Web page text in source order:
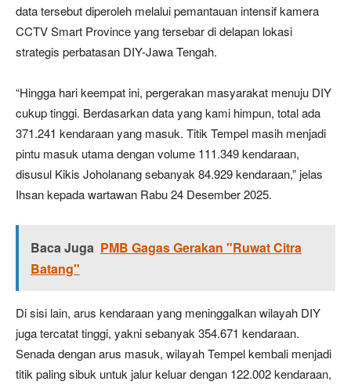
data tersebut diperoleh melalui pemantauan intensif kamera
CCTV Smart Province yang tersebar di delapan lokasi
strategis perbatasan DIY-Jawa Tengah.
“Hingga hari keempat ini, pergerakan masyarakat menuju DIY
cukup tinggi. Berdasarkan data yang kami himpun, total ada
371.241 kendaraan yang masuk. Titik Tempel masih menjadi
pintu masuk utama dengan volume 111.349 kendaraan,
disusul Kikis Joholanang sebanyak 84.929 kendaraan,” jelas
Ihsan kepada wartawan Rabu 24 Desember 2025.
Baca Juga PMB Gagas Gerakan "Ruwat Citra
Batang"
Di sisi lain, arus kendaraan yang meninggalkan wilayah DIY
juga tercatat tinggi, yakni sebanyak 354.671 kendaraan.
Senada dengan arus masuk, wilayah Tempel kembali menjadi
titik paling sibuk untuk jalur keluar dengan 122.002 kendaraan,